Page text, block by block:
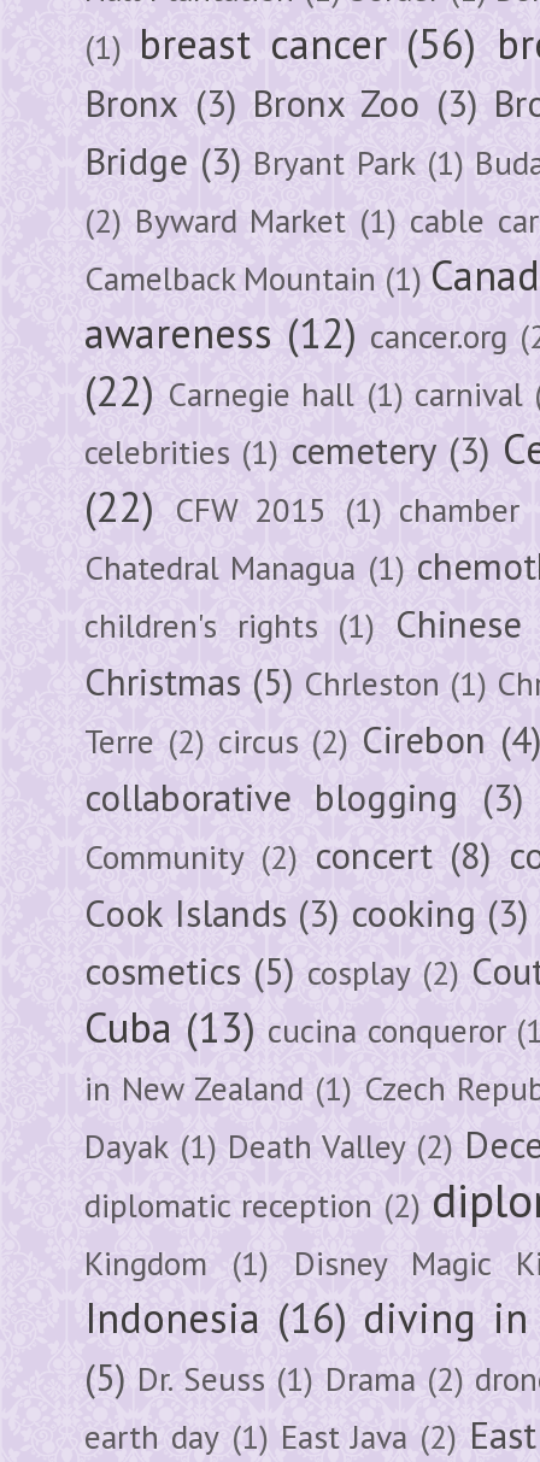
(1) breast cancer (56)
Bronx (3) Bronx Zoo (3)
Bridge (3) Bryant Park (1)
(2) Byward Market (1) cable car
Camelback Mountain (1)
awareness (12) cancer.org
(22) Carnegie hall (1) carnival
celebrities (1) cemetery (3)
(22) CFW 2015 (1) chamber
Chatedral Managua (1)
children's rights (1)
Christmas (5) Chrleston (1)
Terre (2) circus (2) Cirebon (4)
collaborative blogging (3)
Community (2) concert (8)
Cook Islands (3) cooking (3)
cosmetics (5) cosplay (2)
Cuba (13) cucina conqueror
in New Zealand (1) Czech
Dayak (1) Death Valley (2)
diplomatic reception (2)
Kingdom (1) Disney Magic
Indonesia (16) diving in
(5) Dr. Seuss (1) Drama (2)
earth day (1) East Java (2)